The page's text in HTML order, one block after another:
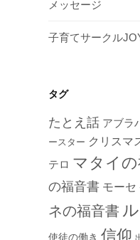
メッセージ
子育てサークル
タグ
たとえ話 アブラ
ースター クリスマ
テロ マタイ
の福音書 モーセ
ネの福音書
使徒の働き 信仰